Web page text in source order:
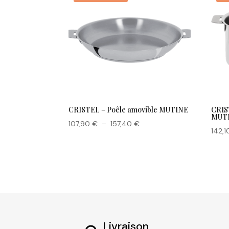
CRISTEL – Poêle amovible MUTINE
107,90€ – 157,40€Plage